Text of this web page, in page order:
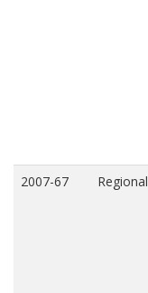
2007-67 Regional